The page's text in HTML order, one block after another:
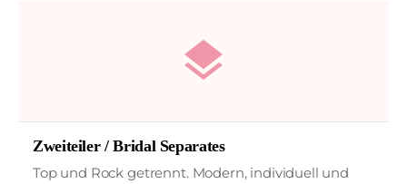
layers
Zweiteiler / Bridal Separates
Top und Rock getrennt. Modern, individuell und